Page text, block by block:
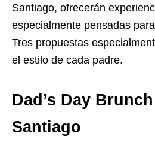
Santiago, ofrecerán
especialmente pensadas
Tres propuestas
el estilo de cada padre.
Dad’s Day
Santiago